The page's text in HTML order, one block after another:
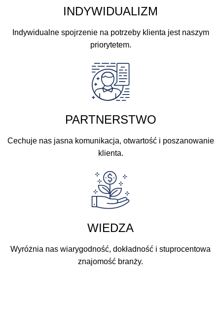
INDYWIDUALIZM
Indywidualne spojrzenie na potrzeby klienta jest naszym
priorytetem.
PARTNERSTWO
Cechuje nas jasna komunikacja, otwartość i poszanowanie
klienta.
WIEDZA
Wyróżnia nas wiarygodność, dokładność i stuprocentowa
znajomość branży.